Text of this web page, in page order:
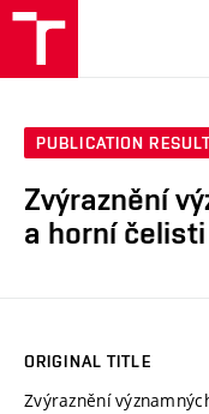
PUBLICATION
Zvýraznění
a horní čelisti
ORIGINAL TITLE
Zvýraznění